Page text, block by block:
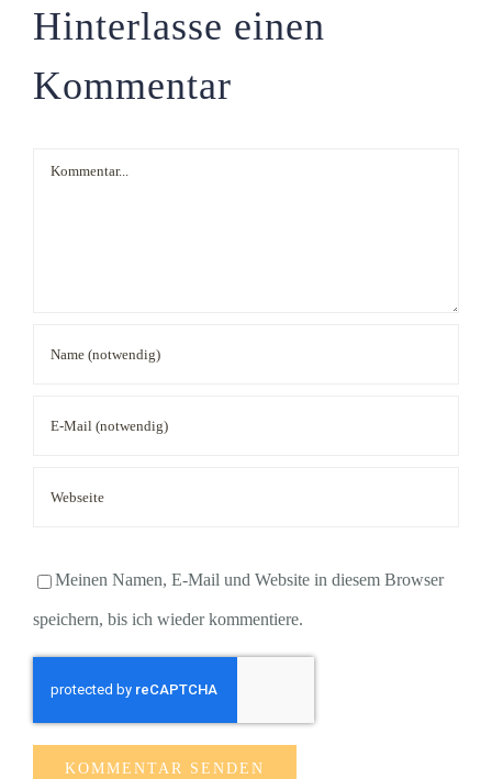
Hinterlasse einen
Kommentar
Kommentar
Meinen Namen, E-Mail und Website in diesem Browser
speichern, bis ich wieder kommentiere.